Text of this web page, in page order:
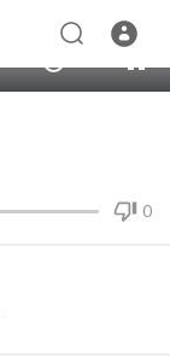
0